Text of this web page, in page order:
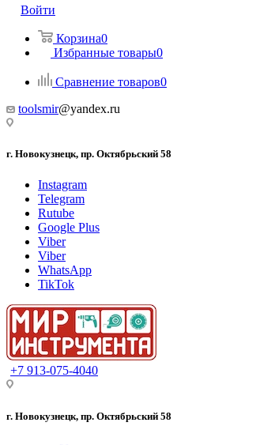
Войти
Корзина0
Избранные товары0
Сравнение товаров0
toolsmir@yandex.ru
г. Новокузнецк, пр. Октябрьский 58
Instagram
Telegram
Rutube
Google Plus
Viber
Viber
WhatsApp
TikTok
+7 913-075-4040
г. Новокузнецк, пр. Октябрьский 58